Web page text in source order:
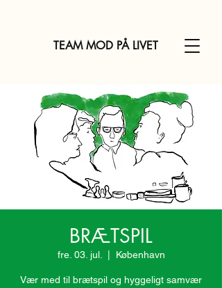
TEAM MOD PÅ LIVET
BRÆTSPIL
fre. 03. jul. København
Vær med til brætspil og hyggeligt samvær